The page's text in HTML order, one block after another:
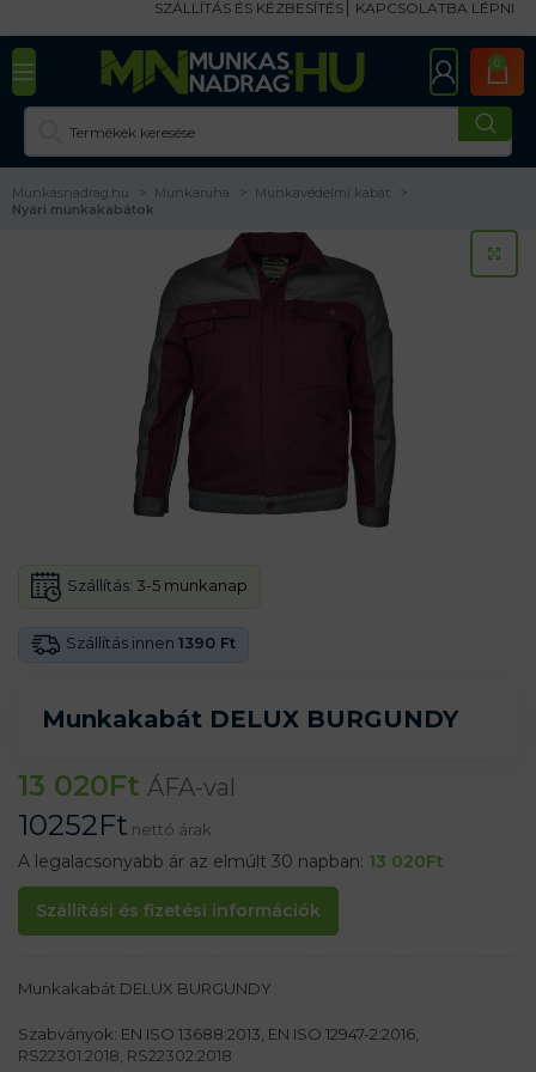
SZÁLLÍTÁS ÉS KÉZBESÍTÉS KAPCSOLATBA LÉPNI
0
Munkasnadrag.hu Munkaruha
Munkavédelmi kabát
Nyári munkakabátok
Munkakabát DELUX BURGUNDY
Szállítás innen 1390 Ft
Szállítás: 3-5 munkanap
13 020Ft ÁFA-val
10252Ft nettó árak
A legalacsonyabb ár az elmúlt 30 napban: 13 020Ft
Szállítási és fizetési információk
Munkakabát DELUX BURGUNDY
Szabványok: EN ISO 13688:2013, EN ISO 12947-2:2016,
RS22301:2018, RS22302:2018